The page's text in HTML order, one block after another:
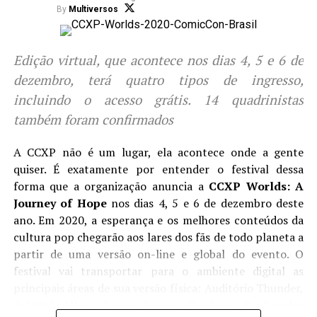
fãs ao maior evento geek do
Nordeste
Lá em 2001
, o SANA nasceu da iniciativa de um grupo de
amigos apaixonados por anime, mangá e cultura
japonesa, que se reuniam em Fortaleza para trocar fitas,
revistas e conversar sobre as animações exibidas na
improvisado, com pouco mais de200 pessoas, cresceu
de forma orgânica, impulsionado pelo boca a boca, pela
paixão dos fãs e pelo desejo de criar um espaço de
pertencimento. Mais de duas décadas depois, aquele
embrião se transformou em um dos principais eventos
geeks do país — sem perder, curiosamente, essa alma de
encontro entre iguais.
conta de uma agenda frenética com campeonatos de e-
By Multiversos
Edição virtual, que acontece nos dias 4, 5 e 6 de
dezembro, terá quatro tipos de ingresso,
incluindo o acesso grátis. 14 quadrinistas
também foram confirmados
A CCXP não é um lugar, ela acontece onde a gente
quiser. É exatamente por entender o festival dessa
forma que a organização anuncia a CCXP Worlds: A
Journey of Hopenos dias 4, 5 e 6 de dezembro deste
ano. Em 2020, a esperança e os melhores conteúdos da
cultura pop chegarão aos lares dos fãs de todo planeta a
partir de uma versão on-line e global do evento. O
festival vai transportar para o ambiente digital as